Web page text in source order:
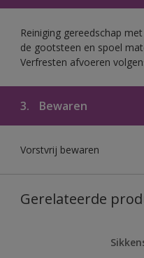
Reiniging gereedschap
de gootsteen en spoel
Verfresten afvoeren
3. Bewaren
Vorstvrij bewaren
Gerelateerde